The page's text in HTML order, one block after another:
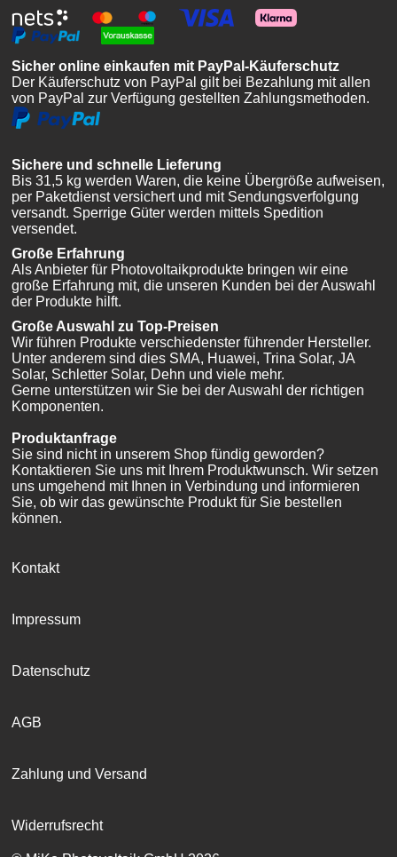
Sicher online einkaufen mit PayPal-Käuferschutz
Der Käuferschutz von PayPal gilt bei Bezahlung mit allen
von PayPal zur Verfügung gestellten Zahlungsmethoden.
Sichere und schnelle Lieferung
Bis 31,5 kg werden Waren, die keine Übergröße aufweisen,
per Paketdienst versichert und mit Sendungsverfolgung
versandt. Sperrige Güter werden mittels Spedition
versendet.
Große Erfahrung
Als Anbieter für Photovoltaikprodukte bringen wir eine
große Erfahrung mit, die unseren Kunden bei der Auswahl
der Produkte hilft.
Große Auswahl zu Top-Preisen
Wir führen Produkte verschiedenster führender Hersteller.
Unter anderem sind dies SMA, Huawei, Trina Solar, JA
Solar, Schletter Solar, Dehn und viele mehr.
Gerne unterstützen wir Sie bei der Auswahl der richtigen
Komponenten.
Produktanfrage
Sie sind nicht in unserem Shop fündig geworden?
Kontaktieren Sie uns mit Ihrem Produktwunsch. Wir setzen
uns umgehend mit Ihnen in Verbindung und informieren
Sie, ob wir das gewünschte Produkt für Sie bestellen
können.
Kontakt
Impressum
Datenschutz
AGB
Zahlung und Versand
Widerrufsrecht